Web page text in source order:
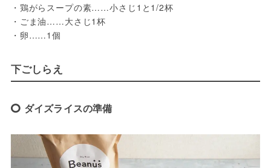
・鶏がらスープの素……小さじ1と1/2杯
・ごま油……大さじ1杯
・卵……1個
下ごしらえ
ダイズライスの準備